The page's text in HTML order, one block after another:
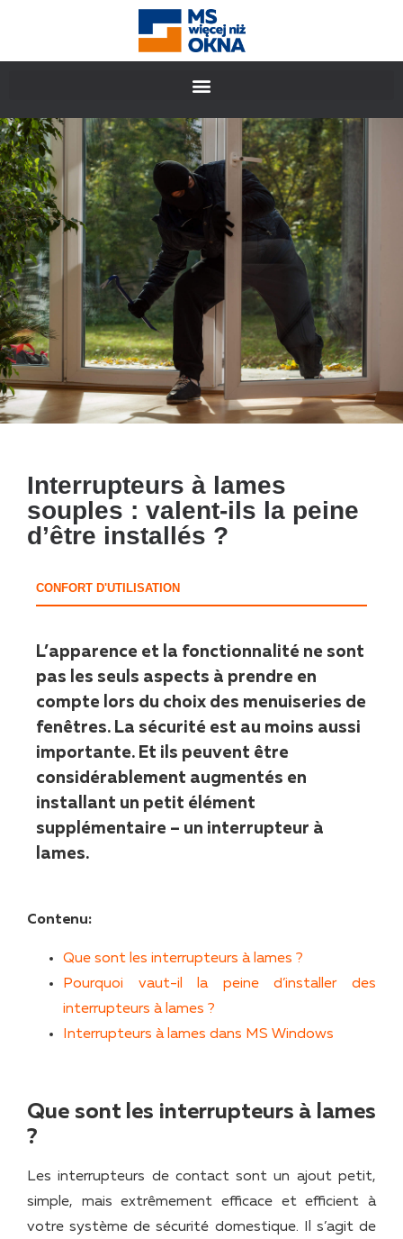
Interrupteurs à lames
souples : valent-ils la peine
d’être installés ?
CONFORT D'UTILISATION
L’apparence et la fonctionnalité ne sont
pas les seuls aspects à prendre en
compte lors du choix des menuiseries de
fenêtres. La sécurité est au moins aussi
importante. Et ils peuvent être
considérablement augmentés en
installant un petit élément
supplémentaire – un interrupteur à
lames.
Contenu:
Que sont les interrupteurs à lames ?
Pourquoi vaut-il la peine d’installer des
interrupteurs à lames ?
Interrupteurs à lames dans MS Windows
Que sont les interrupteurs à lames
?
Les interrupteurs de contact sont un ajout petit,
simple, mais extrêmement efficace et efficient à
votre système de sécurité domestique. Il s’agit de